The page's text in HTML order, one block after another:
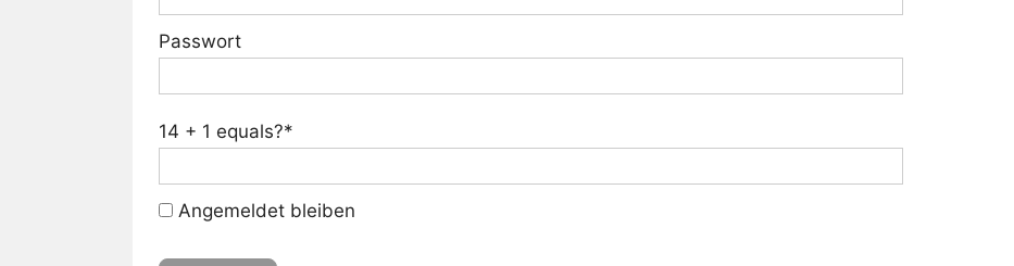
Passwort
14 + 1 equals?*
Angemeldet bleiben